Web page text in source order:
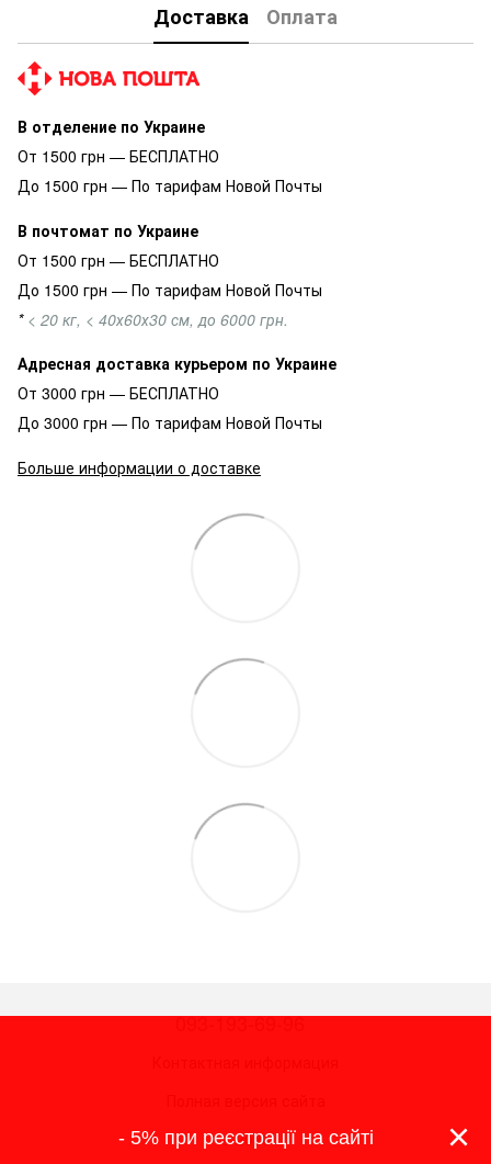
Доставка Оплата
В отделение по Украине
От 1500 грн — БЕСПЛАТНО
До 1500 грн — По тарифам Новой Почты
В почтомат по Украине
От 1500 грн — БЕСПЛАТНО
До 1500 грн — По тарифам Новой Почты
* < 20 кг, < 40х60х30 см, до 6000 грн.
Адресная доставка курьером по Украине
От 3000 грн — БЕСПЛАТНО
До 3000 грн — По тарифам Новой Почты
Больше информации о доставке
093-193-69-96
© 2026
×
- 5% при реєстрації на сайті